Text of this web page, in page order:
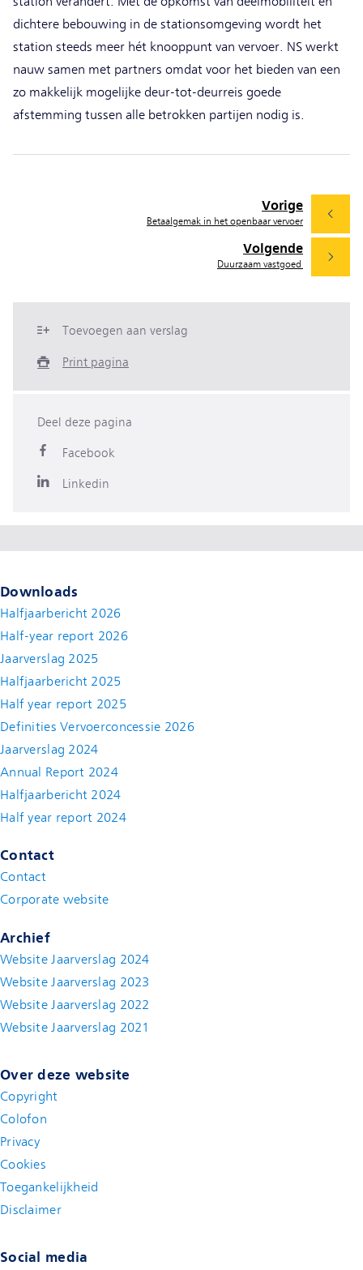
dichtere bebouwing in de stationsomgeving wordt het
station steeds meer hét knooppunt van vervoer. NS werkt
nauw samen met partners omdat voor het bieden van een
zo makkelijk mogelijke deur-tot-deurreis goede
afstemming tussen alle betrokken partijen nodig is.
Volgende
Duurzaam vastgoed
Vorige
Betaalgemak in het openbaar vervoer
Toevoegen aan verslag
Print pagina
Deel deze pagina
Facebook
Linkedin
Downloads
Halfjaarbericht 2026
Half-year report 2026
Jaarverslag 2025
Halfjaarbericht 2025
Half year report 2025
Definities Vervoerconcessie 2026
Jaarverslag 2024
Annual Report 2024
Halfjaarbericht 2024
Half year report 2024(new window)
Contact
Contact
Corporate website
Archief
Website Jaarverslag 2024
Website Jaarverslag 2023
Website Jaarverslag 2022
Website Jaarverslag 2021
Over deze website
Copyright
Colofon
Privacy
Cookies
Toegankelijkheid
Disclaimer(new window)
Social media